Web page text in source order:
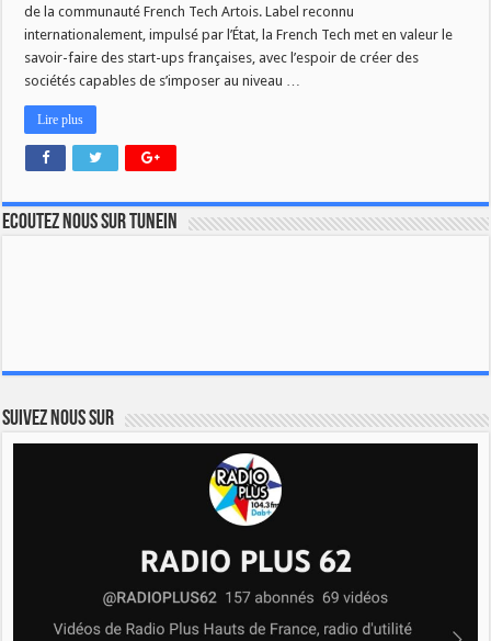
de la communauté French Tech Artois. Label reconnu
internationalement, impulsé par l’État, la French Tech met en valeur le
savoir-faire des start-ups françaises, avec l’espoir de créer des
sociétés capables de s’imposer au niveau …
Lire plus
Ecoutez nous sur TuneIn
Suivez nous sur